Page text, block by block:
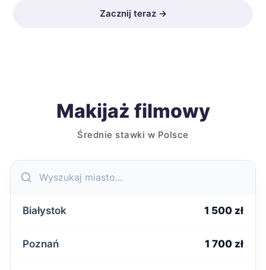
Zacznij teraz →
Makijaż filmowy
Średnie stawki w Polsce
Białystok 1 500 zł
Poznań 1 700 zł